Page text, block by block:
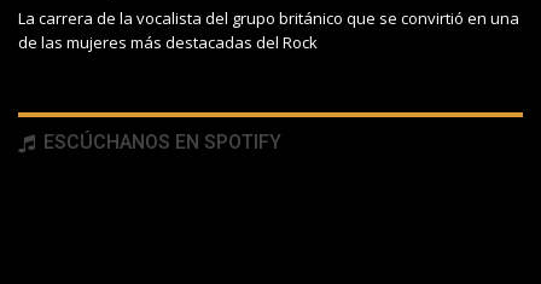
La carrera de la vocalista del grupo británico que se convirtió en una
de las mujeres más destacadas del Rock
ESCÚCHANOS EN SPOTIFY